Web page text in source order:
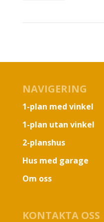
NAVIGERING
1-plan med vinkel
1-plan utan vinkel
2-planshus
Hus med garage
Om oss
KONTAKTA OSS